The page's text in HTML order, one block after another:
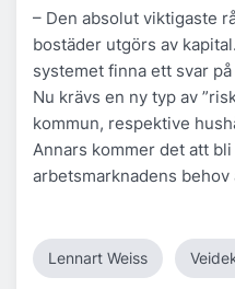
– Den absolut viktigaste
bostäder utgörs av
systemet finna ett svar
Nu krävs en ny typ av
kommun, respektive
Annars kommer det att
arbetsmarknadens behov
Lennart Weiss